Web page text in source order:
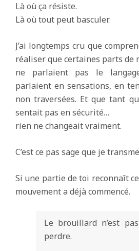
Là où ça résiste.
Là où tout peut basculer.
J’ai longtemps cru que
réaliser que certaines parts de
ne parlaient pas le
parlaient en sensations, en
non traversées. Et que tant
sentait pas en sécurité…
rien ne changeait vraiment.
C’est ce pas sage que je
Si une partie de toi reconnaît
mouvement a déjà commencé.
Le brouillard n’est
perdre.